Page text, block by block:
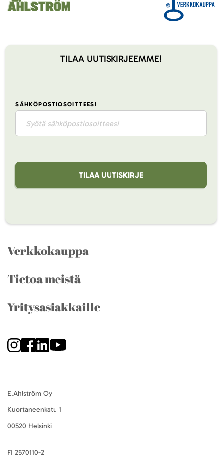
TILAA UUTISKIRJEEMME!
SÄHKÖPOSTIOSOITTEESI
TILAA UUTISKIRJE
Verkkokauppa
Tietoa meistä
Yritysasiakkaille
E.Ahlström Oy
Kuortaneenkatu 1
00520 Helsinki
FI 2570110-2